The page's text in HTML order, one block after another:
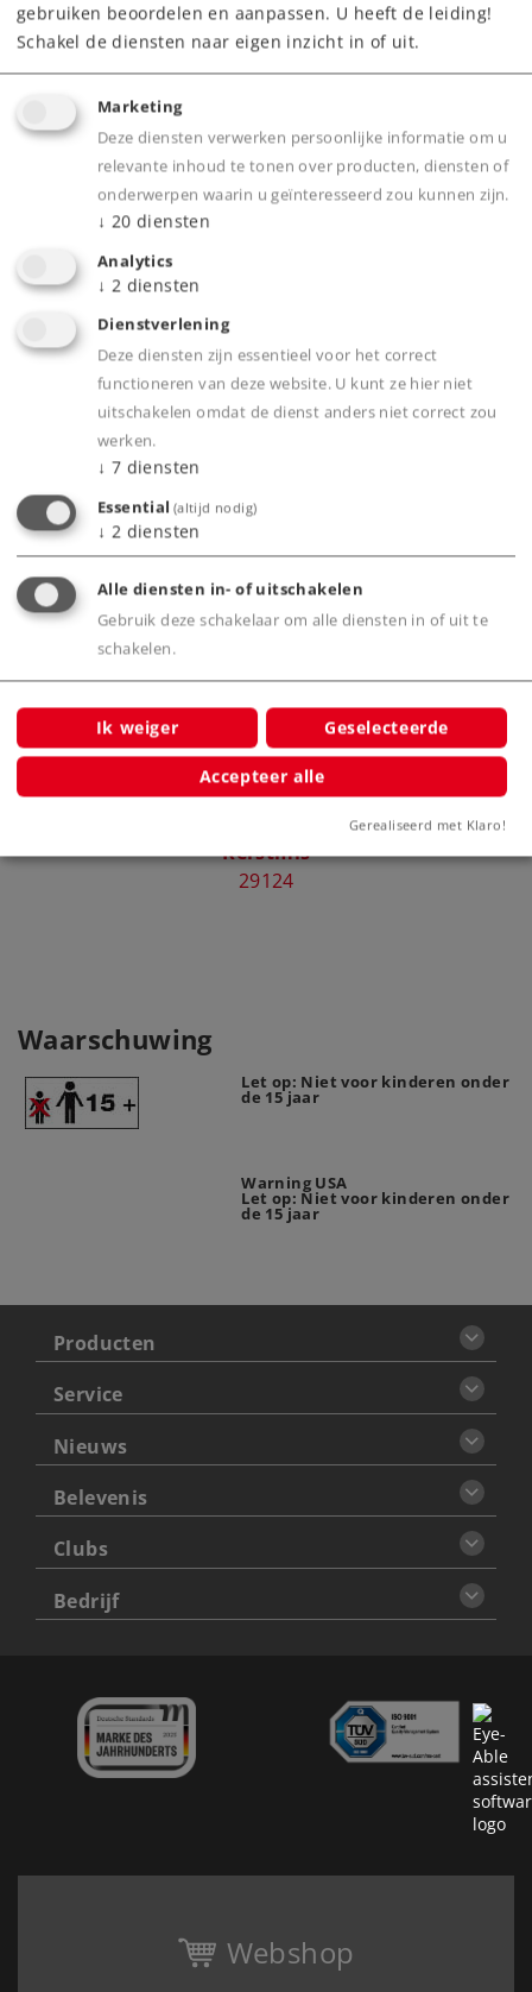
Highlights
Een heel speciaal Kerstcadeau!
Model in speciale kerstuitvoering.
Met een schuifdak dat echt open kan.
Product
Productinfo
Bijbehorende producten
Märklin Start-Up - Startset
"Kerstmis"
29124
Waarschuwing
Let op: Niet voor kinderen onder
de 15 jaar
Warning USA
Let op: Niet voor kinderen onder
de 15 jaar
Producten
Service
Nieuws
Belevenis
Clubs
Bedrijf
Webshop
gebruiken beoordelen en aanpassen. U heeft de leiding!
Schakel de diensten naar eigen inzicht in of uit.
Marketing
Deze diensten verwerken persoonlijke informatie om u
relevante inhoud te tonen over producten, diensten of
onderwerpen waarin u geïnteresseerd zou kunnen zijn.
↓ 20 diensten
Analytics
↓ 2 diensten
Dienstverlening
Deze diensten zijn essentieel voor het correct
functioneren van deze website. U kunt ze hier niet
uitschakelen omdat de dienst anders niet correct zou
werken.
↓ 7 diensten
Essential (altijd nodig)
↓ 2 diensten
Alle diensten in- of uitschakelen
Gebruik deze schakelaar om alle diensten in of uit te
schakelen.
Ik weiger Geselecteerde
Accepteer alle
Gerealiseerd met Klaro!